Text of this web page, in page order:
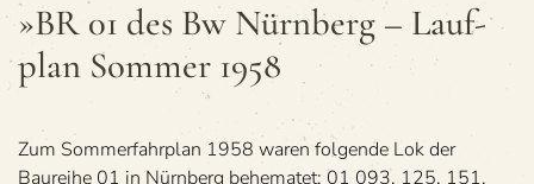
des
Lauf­
plan
»BR 01 des Bw Nürn­berg – Lauf­
plan Som­mer 1958
Zum Sommerfahrplan 1958 waren folgende Lok der
Baureihe 01 in Nürnberg behematet: 01 093, 125, 151,